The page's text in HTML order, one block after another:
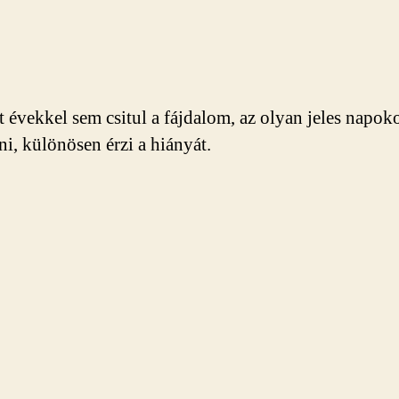
évekkel sem csitul a fájdalom, az olyan jeles
különösen érzi a hiányát.